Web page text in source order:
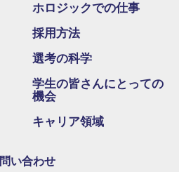
Footer
second
menu
-
APAC
ホロジックでの仕事
採用方法
選考の科学
学生の皆さんにとっての
機会
キャリア領域
い合わせ